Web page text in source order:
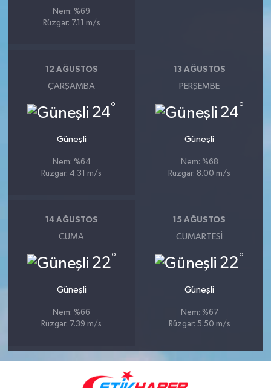
Nem: %69
Rüzgar: 7.11 m/s
12 AĞUSTOS
ÇARŞAMBA
24°
Güneşli
Nem: %64
Rüzgar: 4.31 m/s
13 AĞUSTOS
PERŞEMBE
24°
Güneşli
Nem: %68
Rüzgar: 8.00 m/s
14 AĞUSTOS
CUMA
22°
Güneşli
Nem: %66
Rüzgar: 7.39 m/s
15 AĞUSTOS
CUMARTESI
22°
Güneşli
Nem: %67
Rüzgar: 5.50 m/s